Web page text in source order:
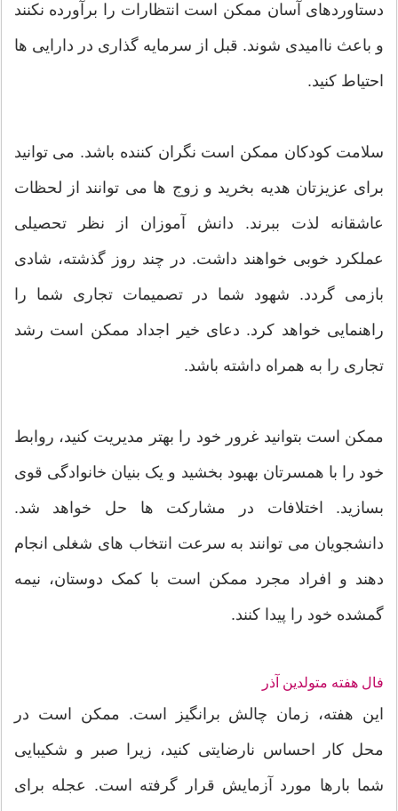
دستاوردهای آسان ممکن است انتظارات را برآورده نکنند
و باعث ناامیدی شوند. قبل از سرمایه گذاری در دارایی ها
احتیاط کنید.
سلامت کودکان ممکن است نگران کننده باشد. می توانید
برای عزیزتان هدیه بخرید و زوج ها می توانند از لحظات
عاشقانه لذت ببرند. دانش آموزان از نظر تحصیلی
عملکرد خوبی خواهند داشت. در چند روز گذشته، شادی
بازمی گردد. شهود شما در تصمیمات تجاری شما را
راهنمایی خواهد کرد. دعای خیر اجداد ممکن است رشد
تجاری را به همراه داشته باشد.
ممکن است بتوانید غرور خود را بهتر مدیریت کنید، روابط
خود را با همسرتان بهبود بخشید و یک بنیان خانوادگی قوی
بسازید. اختلافات در مشارکت ها حل خواهد شد.
دانشجویان می توانند به سرعت انتخاب های شغلی انجام
دهند و افراد مجرد ممکن است با کمک دوستان، نیمه
گمشده خود را پیدا کنند.
فال هفته متولدین آذر
این هفته، زمان چالش برانگیز است. ممکن است در
محل کار احساس نارضایتی کنید، زیرا صبر و شکیبایی
شما بارها مورد آزمایش قرار گرفته است. عجله برای